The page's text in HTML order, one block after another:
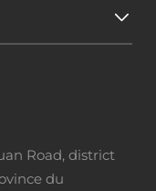
Road, district
du